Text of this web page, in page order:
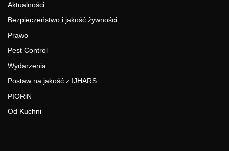
Aktualności
Bezpieczeństwo i jakość żywności
Prawo
Pest Control
Wydarzenia
Postaw na jakość z IJHARS
PIORiN
Od Kuchni